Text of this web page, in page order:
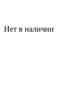
Нет в наличии